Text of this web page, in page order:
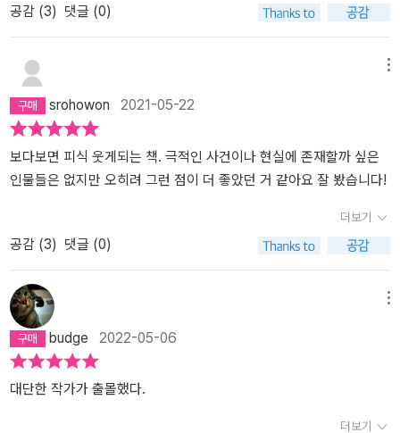
공감 (3) 댓글 (0)
srohowon 2021-05-22
보다보면 피식 웃게되는 책. 극적인 사건이나 현실에 존재할까 싶은
인물들은 없지만 오히려 그런 점이 더 좋았던 거 같아요 잘 봤습니다!
더보기
공감 (3) 댓글 (0)
budge 2022-05-06
대단한 작가가 출몰했다.
더보기